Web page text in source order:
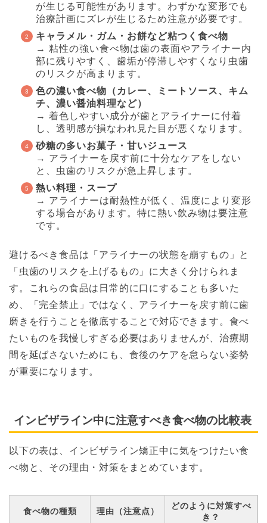
が生じる可能性があります。わずかな変形でも
治療計画にズレが生じるため注意が必要です。
キャラメル・ガム・お餅など粘つく食べ物
→ 粘性の強い食べ物は歯の表面やアライナー内
部に残りやすく、歯垢が停滞しやすくなり虫歯
のリスクが高まります。
色の濃い食べ物（カレー、ミートソース、キム
チ、濃い醤油料理など）
→ 着色しやすい成分が歯とアライナーに付着
し、透明感が損なわれ見た目が悪くなります。
砂糖の多いお菓子・甘いジュース
→ アライナーを戻す前に十分なケアをしない
と、虫歯のリスクが急上昇します。
熱い料理・スープ
→ アライナーは耐熱性が低く、温度により変形
する場合があります。特に熱い飲み物は要注意
です。
避けるべき食品は「アライナーの状態を崩すもの」と
「虫歯のリスクを上げるもの」に大きく分けられま
す。これらの食品は日常的に口にすることも多いた
め、「完全禁止」ではなく、アライナーを戻す前に歯
磨きを行うことを徹底することで対応できます。食べ
たいものを我慢しすぎる必要はありませんが、治療期
間を延ばさないためにも、食後のケアを怠らない姿勢
が重要になります。
インビザライン中に注意すべき食べ物の比較表
以下の表は、インビザライン矯正中に気をつけたい食
べ物と、その理由・対策をまとめています。
食べ物の種類 理由（注意点）
どのように対策すべ
き？